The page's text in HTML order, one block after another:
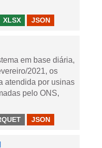
XLSX JSON
em base diária,
2021, os
atendida por usinas
pelo ONS,
JSON